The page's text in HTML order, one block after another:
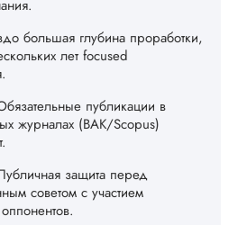
большая глубина проработки,
лет focused
публикации в
журналах (ВАК/Scopus)
защита перед
советом с участием